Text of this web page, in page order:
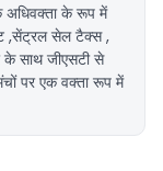
अधिवक्ता के रूप में
,सेंट्रल सेल टैक्स ,
के साथ जीएसटी से
पर एक वक्ता रूप में